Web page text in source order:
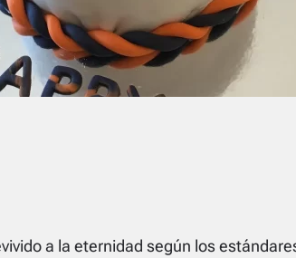
a la eternidad según los